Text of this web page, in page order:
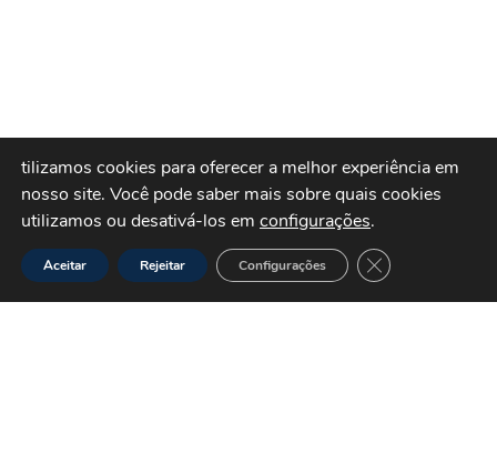
tilizamos cookies para oferecer a melhor experiência em
nosso site. Você pode saber mais sobre quais cookies
utilizamos ou desativá-los em configurações.
Aceitar Rejeitar Configurações Close GDPR